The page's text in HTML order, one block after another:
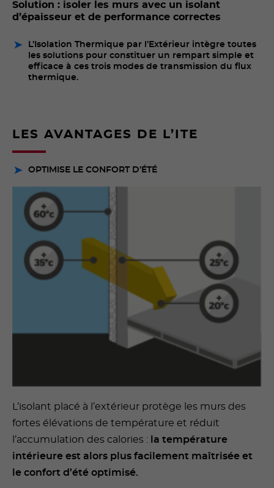
Solution : isoler les murs avec un isolant
d’épaisseur et de performance correctes
L’Isolation Thermique par l’Extérieur intègre toutes
les solutions pour constituer un rempart simple et
efficace à ces trois modes de transmission du flux
thermique.
LES AVANTAGES DE L’ITE
OPTIMISE LE CONFORT D’ÉTÉ
L’isolant placé à l’extérieur protège les murs des
fortes élévations de température et réduit
l’accumulation des calories :
la température
intérieure est alors plus facilement maîtrisée et
le confort d’été optimisé.